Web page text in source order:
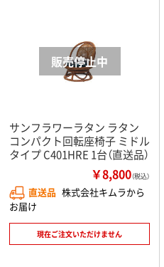
サンフラワーラタン ラタン
コンパクト回転座椅子 ミドル
タイプ C401HRE 1台（直送品）
￥8,800（税込）
直送品 株式会社キムラから
お届け
現在ご注文いただけません